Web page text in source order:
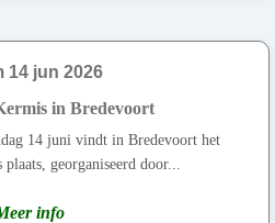
14 jun 2026
in Bredevoort
14 juni vindt in Bredevoort het
georganiseerd door...
info